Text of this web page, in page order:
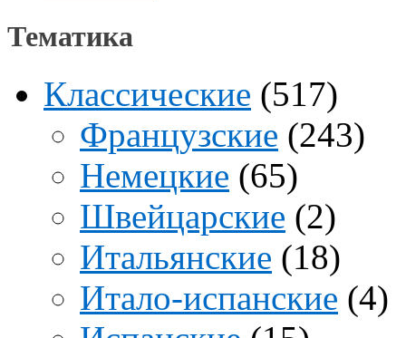
Тематика
Классические (517)
Французские (243)
Немецкие (65)
Швейцарские (2)
Итальянские (18)
Итало-испанские (4)